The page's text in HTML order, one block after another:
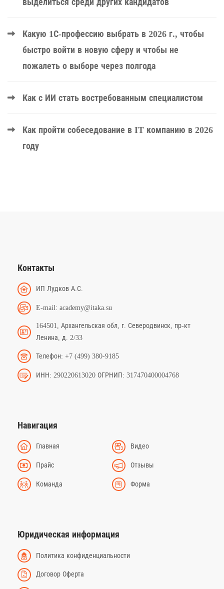
Какую 1С-профессию выбрать в 2026 г., чтобы
быстро войти в новую сферу и чтобы не
пожалеть о выборе через полгода
Как с ИИ стать востребованным специалистом
Как пройти собеседование в IT компанию в 2026
году
Контакты
ИП Лудков А.С.
E-mail: academy@itaka.su
164501, Архангельская обл, г. Северодвинск, пр-кт
Ленина, д. 2/33
Телефон: +7 (499) 380-9185
ИНН: 290220613020 ОГРНИП: 317470400004768
Навигация
Главная Видео
Прайс Отзывы
Команда Форма
Юридическая информация
Политика конфиденциальности
Договор Оферта